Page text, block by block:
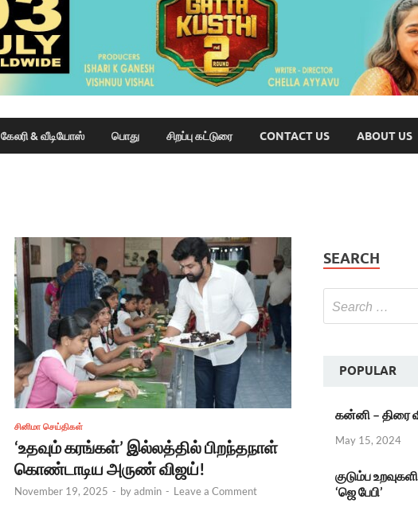
கேலரி & வீடியோஸ் பொது சிறப்பு கட்டுரை CONTACT US ABOUT US
சினிமா செய்திகள்
‘உதவும் கரங்கள்’ இல்லத்தில் பிறந்தநாள்
கொண்டாடிய அருண் விஜய்!
November 19, 2025 - byadmin - Leave a Comment
SEARCH
POPULAR
கன்னி – திரை
May 15, 2024
குடும்ப
‘ஜெ பேபி’